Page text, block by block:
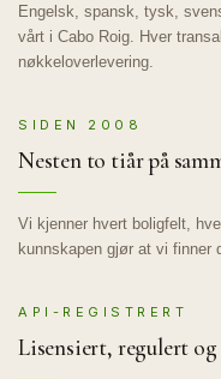
Engelsk, spansk, tysk,
vårt i Cabo Roig. Hver
nøkkeloverlevering.
SIDEN 2008
Nesten to tiår på
Vi kjenner hvert boligfelt,
kunnskapen gjør at vi finner
API-REGISTRERT
Lisensiert, regulert og